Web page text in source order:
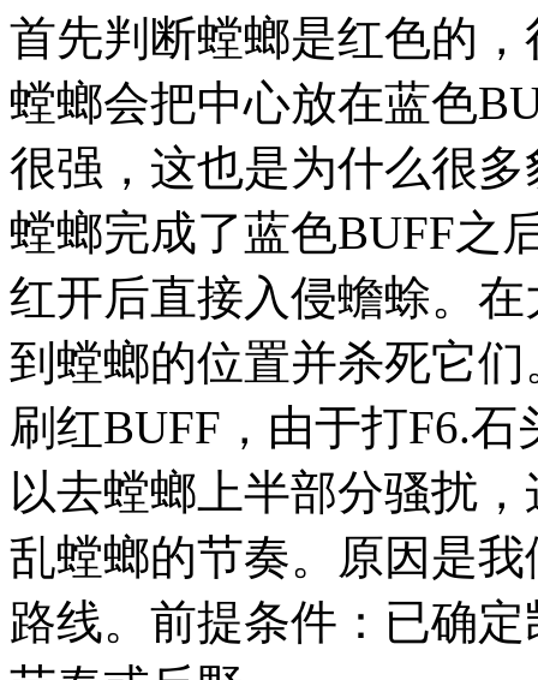
首先判断螳螂是红色的
螳螂会把中心放在蓝色
很强，这也是为什么很
螳螂完成了蓝色BUFF之
红开后直接入侵蟾蜍。
到螳螂的位置并杀死它
刷红BUFF，由于打F6.
以去螳螂上半部分骚扰
乱螳螂的节奏。原因是
路线。前提条件：已确